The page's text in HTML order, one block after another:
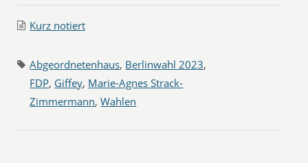
Kurz notiert
Abgeordnetenhaus, Berlinwahl 2023,
FDP, Giffey, Marie-Agnes Strack-
Zimmermann,Wahlen